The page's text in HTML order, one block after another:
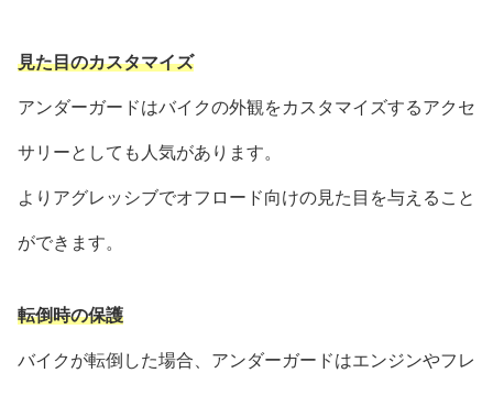
見た目のカスタマイズ
アンダーガードはバイクの外観をカスタマイズするアクセ
サリーとしても人気があります。
よりアグレッシブでオフロード向けの見た目を与えること
ができます。
転倒時の保護
バイクが転倒した場合、アンダーガードはエンジンやフレ